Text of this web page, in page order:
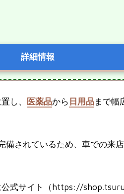
詳細情報
し、 医薬品から 日用品まで幅
備されているため、車での来
公式サイト（https://